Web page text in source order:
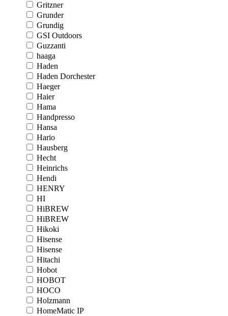
Gritzner
Grunder
Grundig
GSI Outdoors
Guzzanti
haaga
Haden
Haden Dorchester
Haeger
Haier
Hama
Handpresso
Hansa
Hario
Hausberg
Hecht
Heinrichs
Hendi
HENRY
HI
HiBREW
HiBREW
Hikoki
Hisense
Hisense
Hitachi
Hobot
HOBOT
HOCO
Holzmann
HomeMatic IP